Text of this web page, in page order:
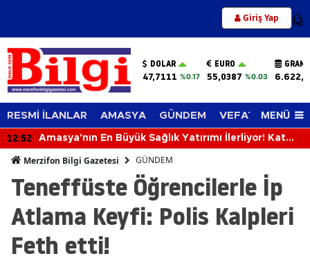
Giriş Yap 12
DOLAR
47,7111 %0.17
EURO
55,0387 %0.03
RESMİ İLANLAR AMASYA GÜNDEM VEFAT EDENLER
MENÜ
12:52
Amasya'nın En Büyük Sağlık Yatırımı İlerliyor! Kat
Merzifon Bilgi Gazetesi GÜNDEM
Teneffüste Öğrencilerle İp
Atlama Keyfi: Polis Kalpleri
Feth etti!